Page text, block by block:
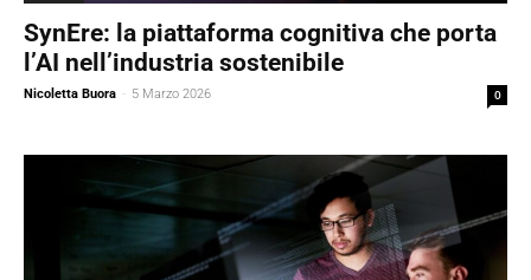
SynEre: la piattaforma cognitiva che porta
l’AI nell’industria sostenibile
Nicoletta Buora - 5 Marzo 2026 0